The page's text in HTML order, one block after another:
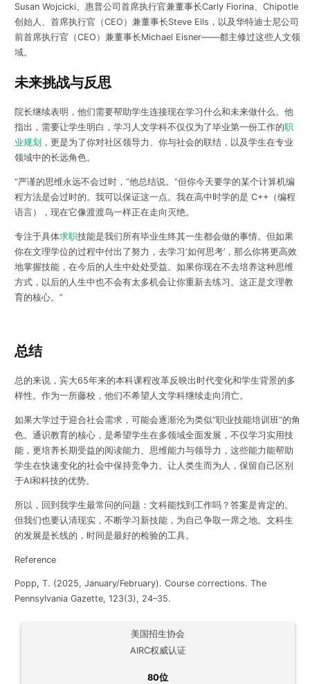
Susan Wojcicki、惠普公司首席执行官兼董事长Carly Fiorina、Chipotle
创始人、首席执行官（CEO）兼董事长Steve Ells，以及华特迪士尼公司
前首席执行官（CEO）兼董事长Michael Eisner——都主修过这些人文领
域。
未来挑战与反思
院长继续表明，他们需要帮助学生连接现在学习什么和未来做什么。他
指出，需要让学生明白，学习人文学科不仅仅为了毕业第一份工作的职
业规划 ，更是为了你对社区领导力、你与社会的联结，以及学生在专业
领域中的长远角色。
“严谨的思维永远不会过时，”他总结说。“但你今天要学的某个计算机编
程方法是会过时的。我可以保证这一点。我在高中时学的是 C++（编程
语言），现在它像渡渡鸟一样正在走向灭绝。
专注于具体求职技能是我们所有毕业生终其一生都会做的事情。但如果
你在文理学位的过程中付出了努力， 去学习‘如何思考’，那么你将更高效
地掌握技能，在今后的人生中处处受益 。如果你现在不去培养这种思维
方式，以后的人生中也不会有太多机会让你重新去练习。这正是文理教
育的核心。”
总结
总的来说，宾大65年来的本科课程改革反映出时代变化和学生背景的多
样性。作为一所藤校，他们不希望人文学科继续走向消亡。
如果大学过于迎合社会需求，可能会逐渐沦为类似“职业技能培训班”的角
色。通识教育的核心，是希望学生在多领域全面发展，不仅学习实用技
能，更培养长期受益的阅读能力、思维能力与领导力，这些能力能帮助
学生在快速变化的社会中保持竞争力。让人类生而为人，保留自己区别
于AI和科技的优势。
所以，回到我学生最常问的问题：文科能找到工作吗？答案是肯定的。
但我们也要认清现实，不断学习新技能，为自己争取一席之地。文科生
的发展是长线的，时间是最好的检验的工具。
Reference
Popp, T. (2025, January/February). Course corrections. The
Pennsylvania Gazette, 123(3), 24–35.
美国招生协会
AIRC权威认证
80位